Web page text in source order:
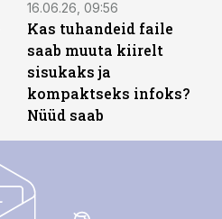
16.06.26, 09:56
Kas tuhandeid faile
saab muuta kiirelt
sisukaks ja
kompaktseks infoks?
Nüüd saab